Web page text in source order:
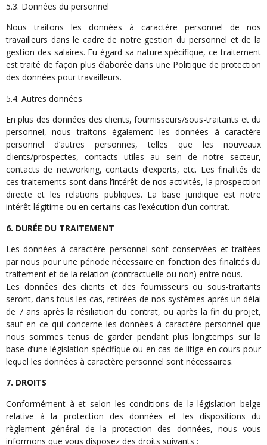
5.3. Données du personnel
Nous traitons les données à caractère personnel de nos
travailleurs dans le cadre de notre gestion du personnel et de la
gestion des salaires. Eu égard sa nature spécifique, ce traitement
est traité de façon plus élaborée dans une Politique de protection
des données pour travailleurs.
5.4. Autres données
En plus des données des clients, fournisseurs/sous-traitants et du
personnel, nous traitons également les données à caractère
personnel d’autres personnes, telles que les nouveaux
clients/prospectes, contacts utiles au sein de notre secteur,
contacts de networking, contacts d’experts, etc. Les finalités de
ces traitements sont dans l’intérêt de nos activités, la prospection
directe et les relations publiques. La base juridique est notre
intérêt légitime ou en certains cas l’exécution d’un contrat.
6. DURÉE DU TRAITEMENT
Les données à caractère personnel sont conservées et traitées
par nous pour une période nécessaire en fonction des finalités du
traitement et de la relation (contractuelle ou non) entre nous.
Les données des clients et des fournisseurs ou sous-traitants
seront, dans tous les cas, retirées de nos systèmes après un délai
de 7 ans après la résiliation du contrat, ou après la fin du projet,
sauf en ce qui concerne les données à caractère personnel que
nous sommes tenus de garder pendant plus longtemps sur la
base d’une législation spécifique ou en cas de litige en cours pour
lequel les données à caractère personnel sont nécessaires.
7. DROITS
Conformément à et selon les conditions de la législation belge
relative à la protection des données et les dispositions du
règlement général de la protection des données, nous vous
informons que vous disposez des droits suivants :